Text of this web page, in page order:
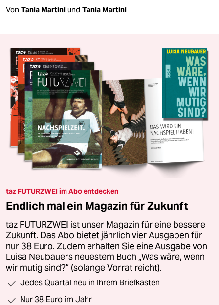
Von Tania Martini und Tania Martini
taz FUTURZWEI im Abo entdecken
Endlich mal ein Magazin für Zukunft
taz FUTURZWEI ist unser Magazin für eine bessere
Zukunft. Das Abo bietet jährlich vier Ausgaben für
nur 38 Euro. Zudem erhalten Sie eine Ausgabe von
Luisa Neubauers neuestem Buch „Was wäre, wenn
wir mutig sind?“ (solange Vorrat reicht).
Jedes Quartal neu in Ihrem Briefkasten
Nur 38 Euro im Jahr